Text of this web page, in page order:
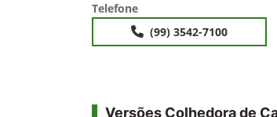
Telefone
(99) 3542-7100
Versões Colhedora de